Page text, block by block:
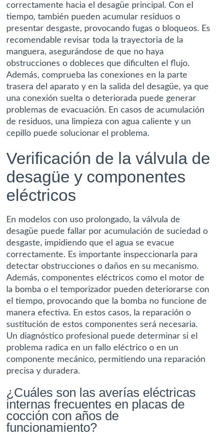
correctamente hacia el desagüe principal. Con el
tiempo, también pueden acumular residuos o
presentar desgaste, provocando fugas o bloqueos. Es
recomendable revisar toda la trayectoria de la
manguera, asegurándose de que no haya
obstrucciones o dobleces que dificulten el flujo.
Además, comprueba las conexiones en la parte
trasera del aparato y en la salida del desagüe, ya que
una conexión suelta o deteriorada puede generar
problemas de evacuación. En casos de acumulación
de residuos, una limpieza con agua caliente y un
cepillo puede solucionar el problema.
Verificación de la válvula de
desagüe y componentes
eléctricos
En modelos con uso prolongado, la válvula de
desagüe puede fallar por acumulación de suciedad o
desgaste, impidiendo que el agua se evacue
correctamente. Es importante inspeccionarla para
detectar obstrucciones o daños en su mecanismo.
Además, componentes eléctricos como el motor de
la bomba o el temporizador pueden deteriorarse con
el tiempo, provocando que la bomba no funcione de
manera efectiva. En estos casos, la reparación o
sustitución de estos componentes será necesaria.
Un diagnóstico profesional puede determinar si el
problema radica en un fallo eléctrico o en un
componente mecánico, permitiendo una reparación
precisa y duradera.
¿Cuáles son las averías eléctricas
internas frecuentes en placas de
cocción con años de
funcionamiento?